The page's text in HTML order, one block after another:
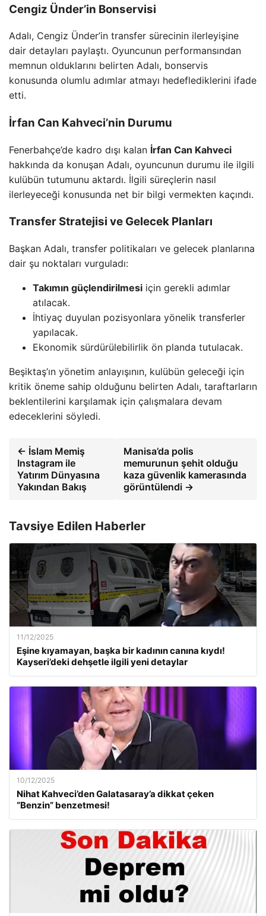
Cengiz Ünder’in Bonservisi
Adalı, Cengiz Ünder’in transfer sürecinin ilerleyişine
dair detayları paylaştı. Oyuncunun performansından
memnun olduklarını belirten Adalı, bonservis
konusunda olumlu adımlar atmayı hedeflediklerini ifade
etti.
İrfan Can Kahveci’nin Durumu
Fenerbahçe’de kadro dışı kalan İrfan Can Kahveci
hakkında da konuşan Adalı, oyuncunun durumu ile ilgili
kulübün tutumunu aktardı. İlgili süreçlerin nasıl
ilerleyeceği konusunda net bir bilgi vermekten kaçındı.
Transfer Stratejisi ve Gelecek Planları
Başkan Adalı, transfer politikaları ve gelecek planlarına
dair şu noktaları vurguladı:
Takımın güçlendirilmesi için gerekli adımlar
atılacak.
İhtiyaç duyulan pozisyonlara yönelik transferler
yapılacak.
Ekonomik sürdürülebilirlik ön planda tutulacak.
Beşiktaş’ın yönetim anlayışının, kulübün geleceği için
kritik öneme sahip olduğunu belirten Adalı, taraftarların
beklentilerini karşılamak için çalışmalara devam
edeceklerini söyledi.
← İslam Memiş
Instagram ile
Yatırım Dünyasına
Yakından Bakış
Manisa’da polis
memurunun şehit olduğu
kaza güvenlik kamerasında
görüntülendi →
Tavsiye Edilen Haberler
11/12/2025
Eşine kıyamayan, başka bir kadının canına kıydı!
Kayseri’deki dehşetle ilgili yeni detaylar
10/12/2025
Nihat Kahveci’den Galatasaray’a dikkat çeken
“Benzin” benzetmesi!